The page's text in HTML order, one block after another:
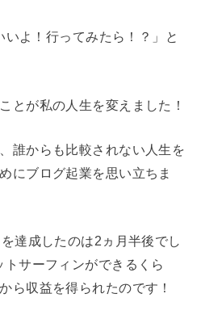
いよ！行ってみたら！？」と
とが私の人生を変えました！
誰からも比較されない人生を
にブログ起業を思い立ちま
達成したのは2ヵ月半後でし
サーフィンができるくら
ら収益を得られたのです！